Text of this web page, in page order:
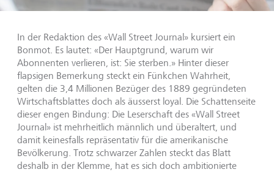
In der Redaktion des «Wall Street Journal» kursiert ein
Bonmot. Es lautet: «Der Hauptgrund, warum wir
Abonnenten verlieren, ist: Sie sterben.» Hinter dieser
flapsigen Bemerkung steckt ein Fünkchen Wahrheit,
gelten die 3,4 Millionen Bezüger des 1889 gegründeten
Wirtschaftsblattes doch als äusserst loyal. Die Schattenseite
dieser engen Bindung: Die Leserschaft des «Wall Street
Journal» ist mehrheitlich männlich und überaltert, und
damit keinesfalls repräsentativ für die amerikanische
Bevölkerung. Trotz schwarzer Zahlen steckt das Blatt
deshalb in der Klemme, hat es sich doch ambitionierte